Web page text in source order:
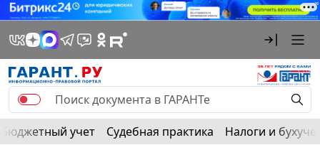
Бюджетный учет Судебная практика Налоги и